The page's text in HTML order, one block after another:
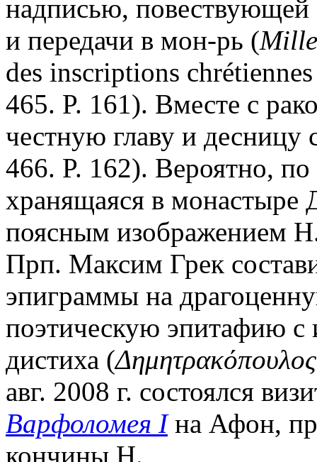
надписью, повествующей
и передачи в мон-рь (
des inscriptions
465. P. 161). Вместе с
честную главу и
466. P. 162). Вероятно, по
хранящаяся в монастыре
поясным изображением
Прп. Максим Грек
эпиграммы на
поэтическую эпитафию с
дистиха (
авг. 2008 г. состоялся
Варфоломея Iна Афон,
кончины Н.